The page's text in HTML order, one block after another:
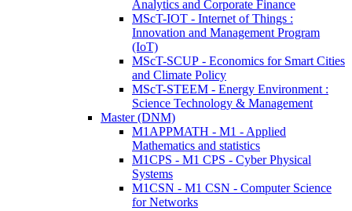
Analytics and Corporate Finance
MScT-IOT - Internet of Things :
Innovation and Management Program
(IoT)
MScT-SCUP - Economics for Smart Cities
and Climate Policy
MScT-STEEM - Energy Environment :
Science Technology & Management
Master (DNM)
M1APPMATH - M1 - Applied
Mathematics and statistics
M1CPS - M1 CPS - Cyber Physical
Systems
M1CSN - M1 CSN - Computer Science
for Networks